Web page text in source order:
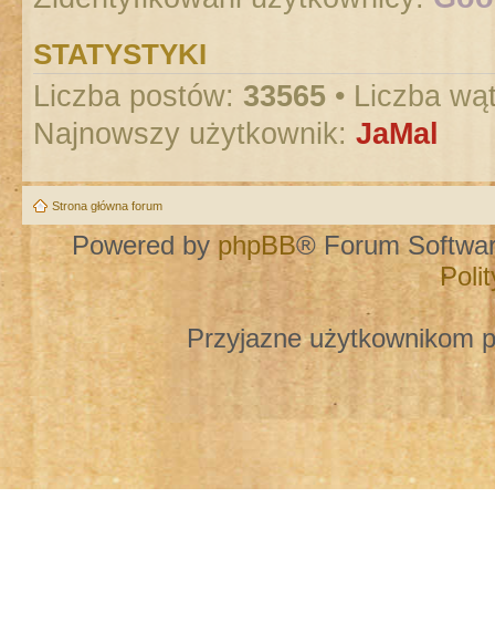
STATYSTYKI
Liczba postów: 33565 • Liczba
Najnowszy użytkownik: JaMal
Strona główna forum
Powered by phpBB® Forum
Przyjazne użytkownikom